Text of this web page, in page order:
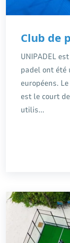
Club de
UNIPADEL
padel ont été
européens.
est le court
utilis...